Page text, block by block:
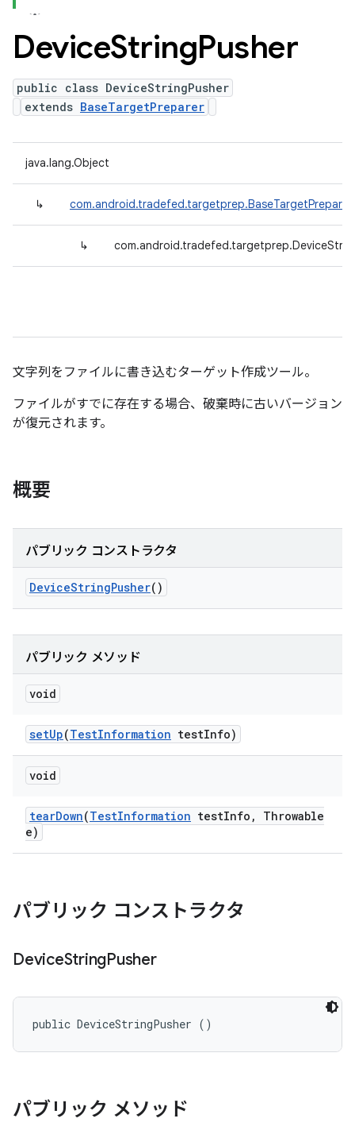
DeviceStringPusher
public class DeviceStringPusher
extends BaseTargetPreparer
java.lang.Object
↳ com.android.tradefed.targetprep.BaseTargetPreparer
↳
文字列をファイルに書き込むターゲット作成ツール。
ファイルがすでに存在する場合、破棄時に古いバージョン
が復元されます。
概要
パブリック コンストラクタ
DeviceStringPusher()
パブリック メソッド
void
setUp(TestInformation testInfo)
void
tearDown(TestInformation testInfo ,
Throwable
e)
パブリック コンストラクタ
DeviceStringPusher
public DeviceStringPusher ()
パブリック メソッド